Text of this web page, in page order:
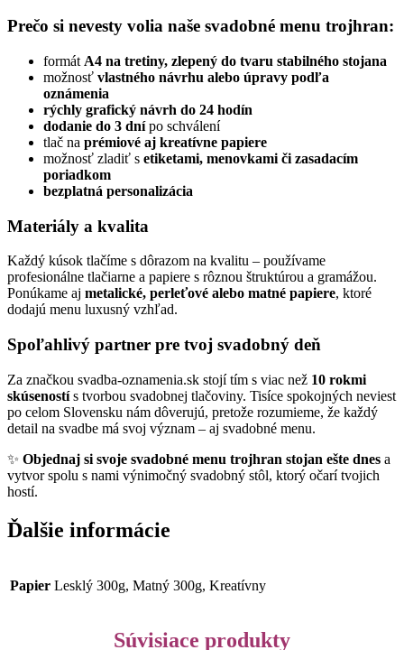
Prečo si nevesty volia naše svadobné menu trojhran:
formát A4 na tretiny, zlepený do tvaru stabilného stojana
možnosť vlastného návrhu alebo úpravy podľa
oznámenia
rýchly grafický návrh do 24 hodín
dodanie do 3 dnípo schválení
tlač na prémiové aj kreatívne papiere
možnosť zladiť s etiketami, menovkami či zasadacím
poriadkom
bezplatná personalizácia
Materiály a kvalita
Každý kúsok tlačíme s dôrazom na kvalitu – používame
profesionálne tlačiarne a papiere s rôznou štruktúrou a gramážou.
Ponúkame aj metalické, perleťové alebo matné papiere, ktoré
dodajú menu luxusný vzhľad.
Spoľahlivý partner pre tvoj svadobný deň
Za značkou svadba-oznamenia.sk stojí tím s viac než 10 rokmi
skúsenostís tvorbou svadobnej tlačoviny. Tisíce spokojných neviest
po celom Slovensku nám dôverujú, pretože rozumieme, že každý
detail na svadbe má svoj význam – aj svadobné menu.
✨ Objednaj si svoje svadobné menu trojhran stojan ešte dnes a
vytvor spolu s nami výnimočný svadobný stôl, ktorý očarí tvojich
hostí.
Ďalšie informácie
Papier Lesklý 300g, Matný 300g, Kreatívny
Súvisiace produkty